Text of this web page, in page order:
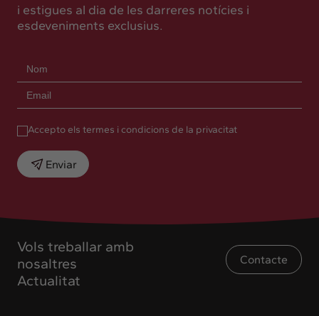
Vols treballar amb
nosaltres
Actualitat
Contacte
i estigues al dia de les darreres notícies i
esdeveniments exclusius.
Accepto els termes i condicions de la privacitat
Enviar